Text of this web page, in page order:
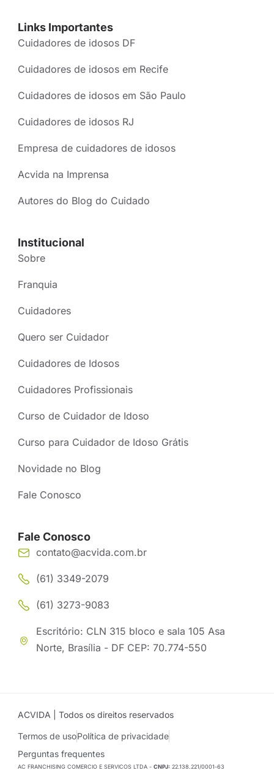
Links Importantes
Cuidadores de idosos DF
Cuidadores de idosos em Recife
Cuidadores de idosos em São Paulo
Cuidadores de idosos RJ
Empresa de cuidadores de idosos
Acvida na Imprensa
Autores do Blog do Cuidado
Institucional
Sobre
Franquia
Cuidadores
Quero ser Cuidador
Cuidadores de Idosos
Cuidadores Profissionais
Curso de Cuidador de Idoso
Curso para Cuidador de Idoso Grátis
Novidade no Blog
Fale Conosco
Fale Conosco
contato@acvida.com.br
(61) 3349-2079
(61) 3273-9083
Escritório: CLN 315 bloco e sala 105 Asa
Norte, Brasília - DF CEP: 70.774-550
ACVIDA | Todos os direitos reservados
Termos de usoPolítica de privacidade
Perguntas frequentes
AC FRANCHISING COMERCIO E SERVICOS LTDA - CNPJ: 22.138.221/0001-63